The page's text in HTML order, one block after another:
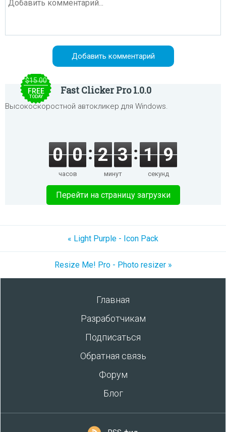
$15.00
FREE
TODAY
Fast Clicker Pro 1.0.0
Высокоскоростной автокликер для Windows.
0 0
часов
2 3
минут
1 9
секунд
Перейти на страницу загрузки
« Light Purple - Icon Pack
Resize Me! Pro - Photo resizer »
Главная
Разработчикам
Подписаться
Обратная связь
Форум
Блог